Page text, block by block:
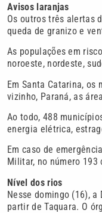
Avisos laranjas
Os outros três alertas
queda de granizo e
As populações em
noroeste, nordeste,
Em Santa Catarina,
vizinho, Paraná, as
Ao todo, 488
energia elétrica,
Em caso de
Militar, no número
Nível dos rios
Nesse domingo (16),
partir de Taquara. O